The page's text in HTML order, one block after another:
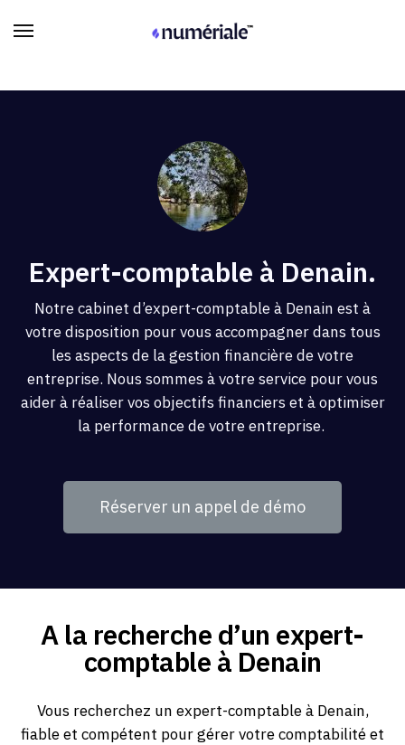
Expert-comptable à Denain.
Notre cabinet d’expert-comptable à Denain est à
votre disposition pour vous accompagner dans tous
les aspects de la gestion financière de votre
entreprise. Nous sommes à votre service pour vous
aider à réaliser vos objectifs financiers et à optimiser
la performance de votre entreprise.
Réserver un appel de démo
A la recherche d’un expert-
comptable à Denain
Vous recherchez un expert-comptable à Denain,
fiable et compétent pour gérer votre comptabilité et